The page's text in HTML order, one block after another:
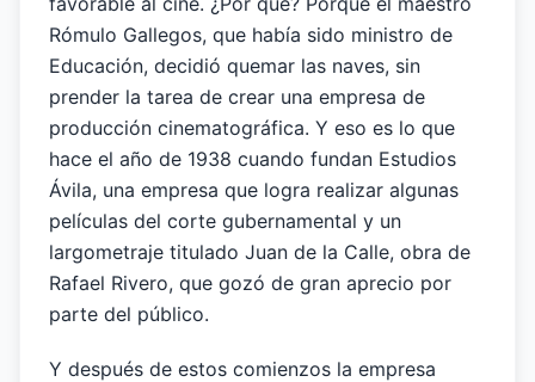
Rómulo Gallegos, que había sido ministro de
Educación, decidió quemar las naves, sin
prender la tarea de crear una empresa de
producción cinematográfica. Y eso es lo que
hace el año de 1938 cuando fundan Estudios
Ávila, una empresa que logra realizar algunas
películas del corte gubernamental y un
largometraje titulado Juan de la Calle, obra de
Rafael Rivero, que gozó de gran aprecio por
parte del público.
Y después de estos comienzos la empresa